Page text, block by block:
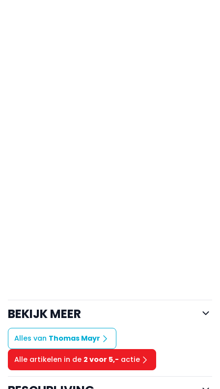
BEKIJK MEER
Alles van Thomas Mayr
Alle artikelen in de 2 voor 5,- actie